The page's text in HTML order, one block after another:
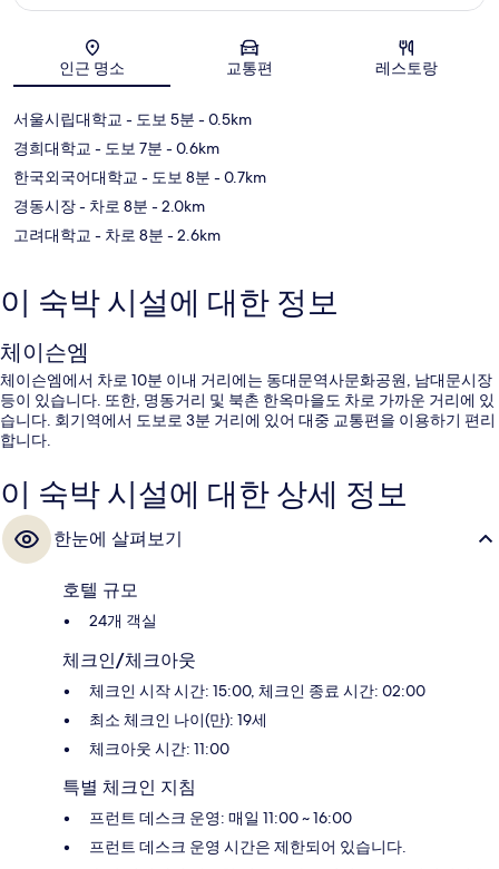
지도
인근 명소 교통편 레스토랑
서울시립대학교 - 도보 5분 - 0.5km
경희대학교 - 도보 7분 - 0.6km
한국외국어대학교 - 도보 8분 - 0.7km
경동시장- 차로 8분 - 2.0km
고려대학교 - 차로 8분 - 2.6km
이 숙박 시설에 대한 정보
체이슨엠
체이슨엠에서 차로 10분 이내 거리에는 동대문역사문화공원, 남대문시장
등이 있습니다. 또한, 명동거리 및 북촌 한옥마을도 차로 가까운 거리에 있
습니다. 회기역에서 도보로 3분 거리에 있어 대중 교통편을 이용하기 편리
합니다.
이 숙박 시설에 대한 상세 정보
한눈에 살펴보기
호텔 규모
24개 객실
체크인/체크아웃
체크인 시작 시간: 15:00, 체크인 종료 시간: 02:00
최소 체크인 나이(만): 19세
체크아웃 시간: 11:00
특별 체크인 지침
프런트 데스크 운영: 매일 11:00 ~ 16:00
프런트 데스크 운영 시간은 제한되어 있습니다.